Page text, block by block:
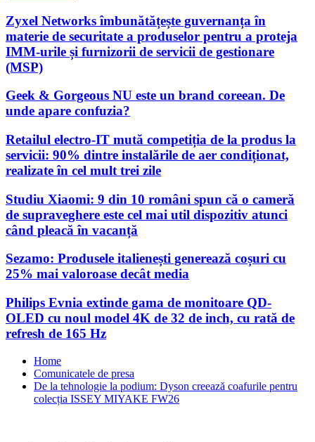
Zyxel Networks îmbunătățește guvernanța în
materie de securitate a produselor pentru a proteja
IMM-urile și furnizorii de servicii de gestionare
(MSP)
Geek & Gorgeous NU este un brand coreean. De
unde apare confuzia?
Retailul electro-IT mută competiția de la produs la
servicii: 90% dintre instalările de aer condiționat,
realizate în cel mult trei zile
Studiu Xiaomi: 9 din 10 români spun că o cameră
de supraveghere este cel mai util dispozitiv atunci
când pleacă în vacanță
Sezamo: Produsele italienești generează coșuri cu
25% mai valoroase decât media
Philips Evnia extinde gama de monitoare QD-
OLED cu noul model 4K de 32 de inch, cu rată de
refresh de 165 Hz
Home
Comunicatele de presa
De la tehnologie la podium: Dyson creează coafurile pentru
colecția ISSEY MIYAKE FW26